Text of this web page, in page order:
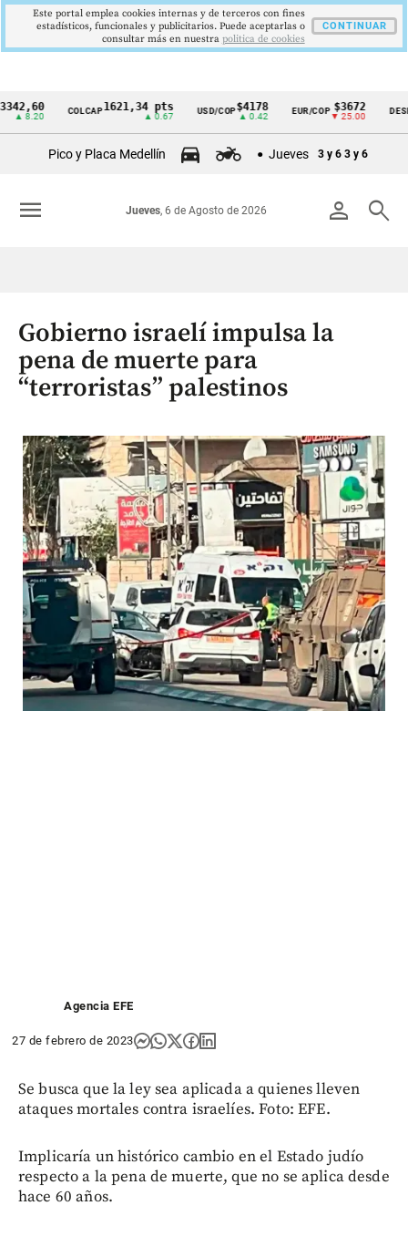
Cintillo
Colombia
COLCAP1621,34 pts USD/COP$4178
▲ 0.42
EUR/COP $3672
▼ 25.00
Pico y Placa Medellín Jueves 3 y 6 3 y 6
person search
Jueves, 6 de Agosto de 2026
menu
Gobierno israelí impulsa la
pena de muerte para
“terroristas” palestinos
Agencia EFE
27 de febrero de 2023
Se busca que la ley sea aplicada a quienes lleven
ataques mortales contra israelíes. Foto: EFE.
Implicaría un histórico cambio en el Estado judío
respecto a la pena de muerte, que no se aplica desde
hace 60 años.
Este portal emplea cookies internas y de terceros con fines
estadísticos, funcionales y publicitarios. Puede aceptarlas o
consultar más en nuestra politica de cookies
CONTINUAR